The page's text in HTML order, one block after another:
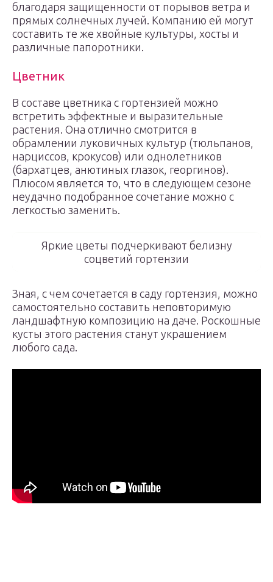
благодаря защищенности от порывов ветра и
прямых солнечных лучей. Компанию ей могут
составить те же хвойные культуры, хосты и
различные папоротники.
Цветник
В составе цветника с гортензией можно
встретить эффектные и выразительные
растения. Она отлично смотрится в
обрамлении луковичных культур (тюльпанов,
нарциссов, крокусов) или однолетников
(бархатцев, анютиных глазок, георгинов).
Плюсом является то, что в следующем сезоне
неудачно подобранное сочетание можно с
легкостью заменить.
Яркие цветы подчеркивают белизну
соцветий гортензии
Зная, с чем сочетается в саду гортензия, можно
самостоятельно составить неповторимую
ландшафтную композицию на даче. Роскошные
кусты этого растения станут украшением
любого сада.